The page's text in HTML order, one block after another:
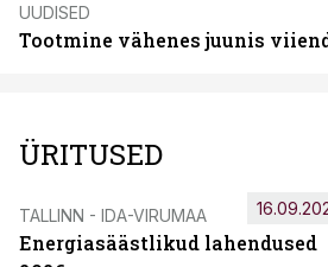
UUDISED
Tootmine vähenes juunis
ÜRITUSED
TALLINN - IDA-VIRUMAA
Energiasäästlikud lahendused